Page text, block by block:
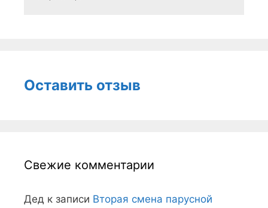
Оставить отзыв
Свежие комментарии
Дед к записи Вторая смена парусной